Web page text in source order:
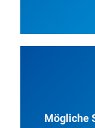
Mögliche